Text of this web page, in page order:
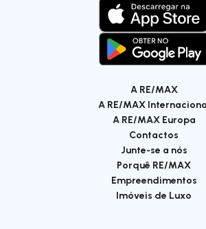
A RE/MAX
A RE/MAX
A RE/MAX Europa
Contactos
Junte-se a nós
Porquê RE/MAX
Empreendimentos
Imóveis de Luxo